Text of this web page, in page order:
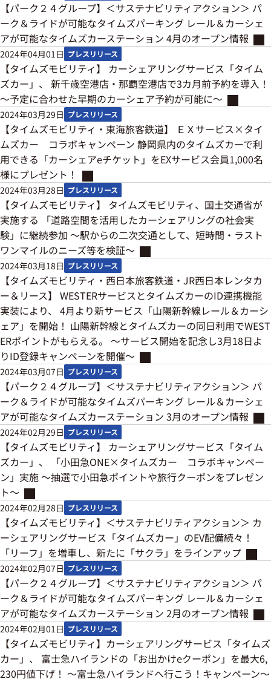
【パーク２４グループ】＜サステナビリティアクション＞ パ
ーク＆ライドが可能なタイムズパーキング レール＆カーシェ
アが可能なタイムズカーステーション 4月のオープン情報
2024年04月01日 プレスリリース
【タイムズモビリティ】 カーシェアリングサービス「タイム
ズカー」、 新千歳空港店・那覇空港店で3カ月前予約を導入！
～予定に合わせた早期のカーシェア予約が可能に～
2024年03月29日 プレスリリース
【タイムズモビリティ・東海旅客鉄道】 ＥＸサービス×タイ
ムズカー コラボキャンペーン 静岡県内のタイムズカーで利
用できる「カーシェアeチケット」をEXサービス会員1,000名
様にプレゼント！
2024年03月28日 プレスリリース
【タイムズモビリティ】 タイムズモビリティ、国土交通省が
実施する 「道路空間を活用したカーシェアリングの社会実
験」に継続参加 ～駅からの二次交通として、短時間・ラスト
ワンマイルのニーズ等を検証～
2024年03月18日 プレスリリース
【タイムズモビリティ・西日本旅客鉄道・JR西日本レンタカ
ー＆リース】 WESTERサービスとタイムズカーのID連携機能
実装により、 4月より新サービス「山陽新幹線レール＆カーシ
ェア」を開始！ 山陽新幹線とタイムズカーの同日利用でWEST
ERポイントがもらえる。 ～サービス開始を記念し3月18日よ
りID登録キャンペーンを開催～
2024年03月07日 プレスリリース
【パーク２４グループ】＜サステナビリティアクション＞ パ
ーク＆ライドが可能なタイムズパーキング レール＆カーシェ
アが可能なタイムズカーステーション 3月のオープン情報
2024年02月29日 プレスリリース
【タイムズモビリティ】 カーシェアリングサービス「タイム
ズカー」、 「小田急ONE×タイムズカー コラボキャンペー
ン」実施 ～抽選で小田急ポイントや旅行クーポンをプレゼン
ト～
2024年02月28日 プレスリリース
【タイムズモビリティ】＜サステナビリティアクション＞ カ
ーシェアリングサービス「タイムズカー」のEV配備続々！
「リーフ」を増車し、新たに「サクラ」をラインアップ
2024年02月07日 プレスリリース
【パーク２４グループ】＜サステナビリティアクション＞ パ
ーク＆ライドが可能なタイムズパーキング レール＆カーシェ
アが可能なタイムズカーステーション 2月のオープン情報
2024年02月01日 プレスリリース
【タイムズモビリティ】カーシェアリングサービス「タイムズ
カー」、 富士急ハイランドの「お出かけeクーポン」を最大6,
230円値下げ！ ～富士急ハイランドへ行こう！キャンペーン～